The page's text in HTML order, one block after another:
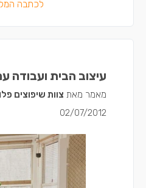
לכתבה
עיצוב הבית ועבודה
מאמר מאת צוות שיפוצים
02/07/2012